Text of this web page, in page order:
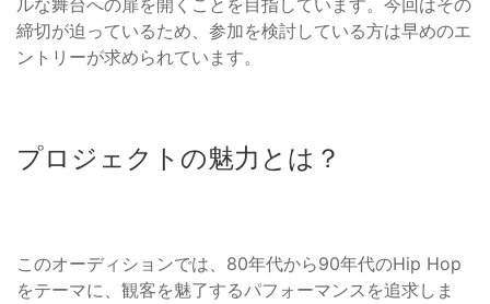
ルな舞台への扉を開くことを目指しています。今回はその
締切が迫っているため、参加を検討している方は早めのエ
ントリーが求められています。
プロジェクトの魅力とは？
このオーディションでは、80年代から90年代のHip Hop
をテーマに、観客を魅了するパフォーマンスを追求しま